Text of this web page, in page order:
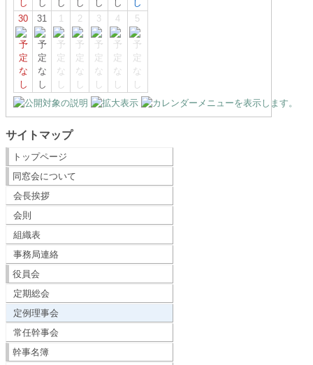
30 31 1 2 3 4 5
サイトマップ
トップページ
同窓会について
会長挨拶
会則
組織表
事務局連絡
役員会
定期総会
定例理事会
常任幹事会
幹事名簿